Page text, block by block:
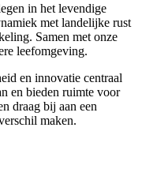
in het levendige
met landelijke rust
Samen met onze
leefomgeving.
en innovatie centraal
en bieden ruimte voor
draag bij aan een
maken.